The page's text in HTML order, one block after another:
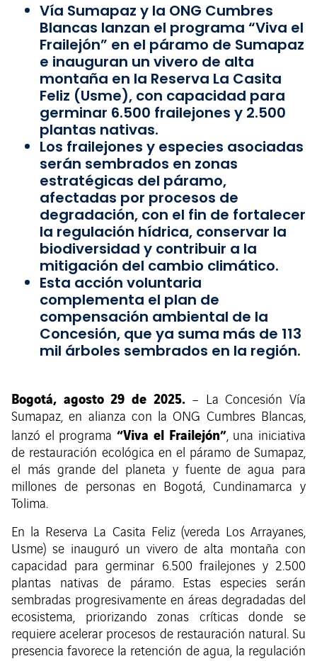
Vía Sumapaz y la ONG Cumbres
Blancas lanzan el programa “Viva el
Frailejón” en el páramo de Sumapaz
e inauguran un vivero de alta
montaña en la Reserva La Casita
Feliz (Usme), con capacidad para
germinar 6.500 frailejones y 2.500
plantas nativas.
Los frailejones y especies asociadas
serán sembrados en zonas
estratégicas del páramo,
afectadas por procesos de
degradación, con el fin de fortalecer
la regulación hídrica, conservar la
biodiversidad y contribuir a la
mitigación del cambio climático.
Esta acción voluntaria
complementa el plan de
compensación ambiental de la
Concesión, que ya suma más de 113
mil árboles sembrados en la región.
Bogotá, agosto 29 de 2025.– La Concesión Vía
Sumapaz, en alianza con la ONG Cumbres Blancas,
lanzó el programa“Viva el Frailejón”, una iniciativa
de restauración ecológica en el páramo de Sumapaz,
el más grande del planeta y fuente de agua para
millones de personas en Bogotá, Cundinamarca y
Tolima.
En la Reserva La Casita Feliz (vereda Los Arrayanes,
Usme) se inauguró un vivero de alta montaña con
capacidad para germinar 6.500 frailejones y 2.500
plantas nativas de páramo. Estas especies serán
sembradas progresivamente en áreas degradadas del
ecosistema, priorizando zonas críticas donde se
requiere acelerar procesos de restauración natural. Su
presencia favorece la retención de agua, la regulación